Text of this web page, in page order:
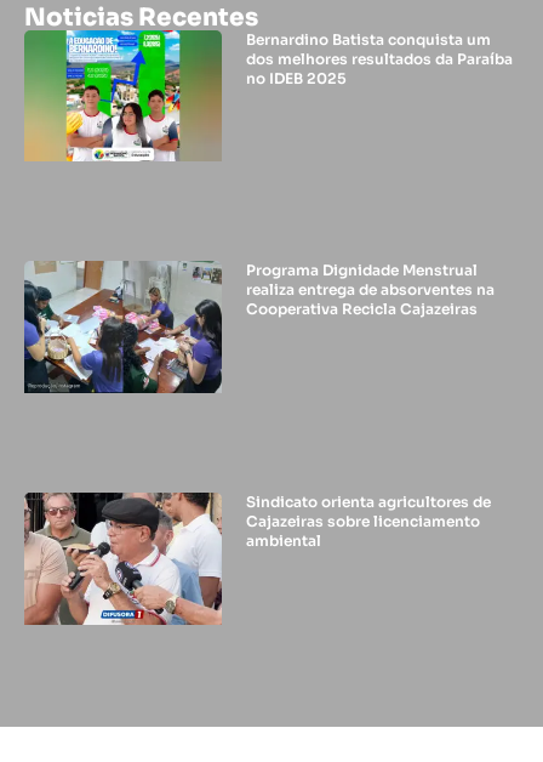
Noticias Recentes
Bernardino Batista conquista um
dos melhores resultados da Paraíba
no IDEB 2025
Programa Dignidade Menstrual
realiza entrega de absorventes na
Cooperativa Recicla Cajazeiras
Sindicato orienta agricultores de
Cajazeiras sobre licenciamento
ambiental